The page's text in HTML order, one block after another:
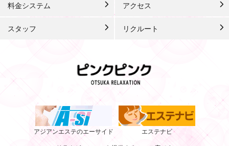
料金システム アクセス
スタッフ リクルート
アジアンエステのエーサイド エステナビ